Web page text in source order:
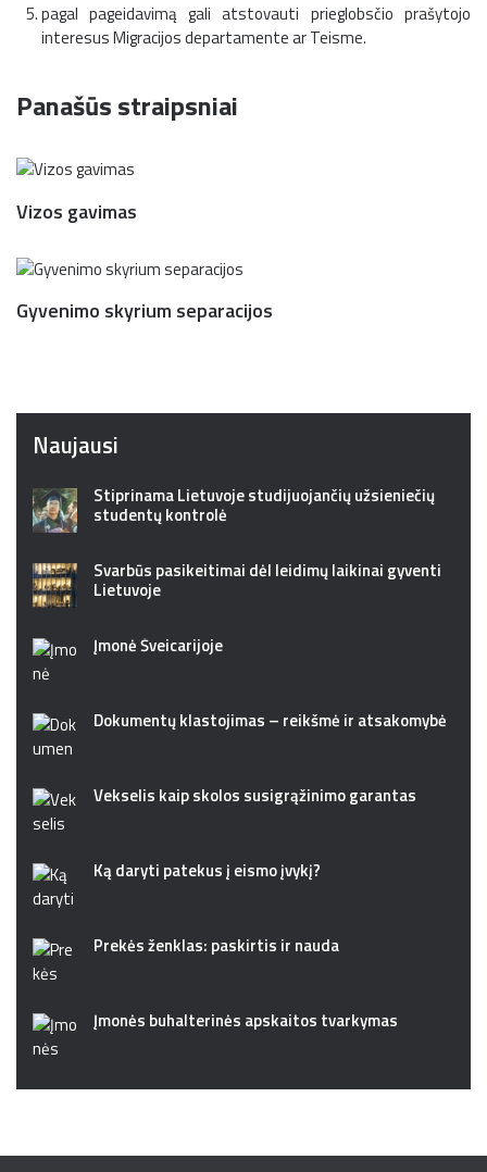
pagal pageidavimą gali atstovauti prieglobsčio prašytojo
interesus Migracijos departamente ar Teisme.
Panašūs straipsniai
Vizos gavimas
Gyvenimo skyrium separacijos
Naujausi
Stiprinama Lietuvoje studijuojančių užsieniečių
studentų kontrolė
Svarbūs pasikeitimai dėl leidimų laikinai gyventi
Lietuvoje
Įmonė Šveicarijoje
Dokumentų klastojimas – reikšmė ir atsakomybė
Vekselis kaip skolos susigrąžinimo garantas
Ką daryti patekus į eismo įvykį?
Prekės ženklas: paskirtis ir nauda
Įmonės buhalterinės apskaitos tvarkymas